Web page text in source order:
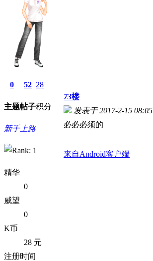
0
主题
52
帖子
28
积分
新手上路
精华
0
威望
0
K币
28 元
注册时间
73楼
发表于 2017-2-15 08:05
必必必须的
来自Android客户端